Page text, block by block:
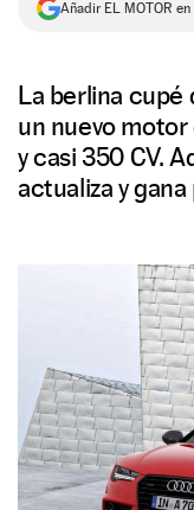
SÍGUENOS
Añadir EL MOTOR
La berlina cupé
un nuevo
y casi 350 CV.
actualiza y